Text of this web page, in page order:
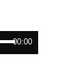
00:00